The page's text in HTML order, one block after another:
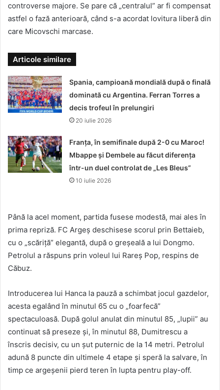
controverse majore. Se pare că „centralul” ar fi compensat
astfel o fază anterioară, când s-a acordat lovitura liberă din
care Micovschi marcase.
Articole similare
Spania, campioană mondială după o finală
dominată cu Argentina. Ferran Torres a
decis trofeul în prelungiri
20 iulie 2026
Franța, în semifinale după 2-0 cu Maroc!
Mbappe și Dembele au făcut diferența
într-un duel controlat de „Les Bleus”
10 iulie 2026
Până la acel moment, partida fusese modestă, mai ales în
prima repriză. FC Argeș deschisese scorul prin Bettaieb,
cu o „scăriță” elegantă, după o greșeală a lui Dongmo.
Petrolul a răspuns prin voleul lui Rareș Pop, respins de
Căbuz.
Introducerea lui Hanca la pauză a schimbat jocul gazdelor,
acesta egalând în minutul 65 cu o „foarfecă”
spectaculoasă. După golul anulat din minutul 85, „lupii” au
continuat să preseze și, în minutul 88, Dumitrescu a
înscris decisiv, cu un șut puternic de la 14 metri. Petrolul
adună 8 puncte din ultimele 4 etape și speră la salvare, în
timp ce argeșenii pierd teren în lupta pentru play-off.